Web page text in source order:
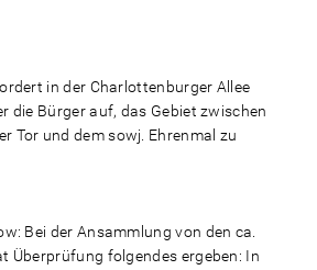
in der Charlottenburger Allee
die Bürger auf, das Gebiet zwischen
Tor und dem sowj. Ehrenmal zu
Bei der Ansammlung von den ca.
Überprüfung folgendes ergeben: In